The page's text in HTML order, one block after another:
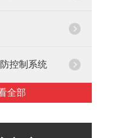
控制系统
全部